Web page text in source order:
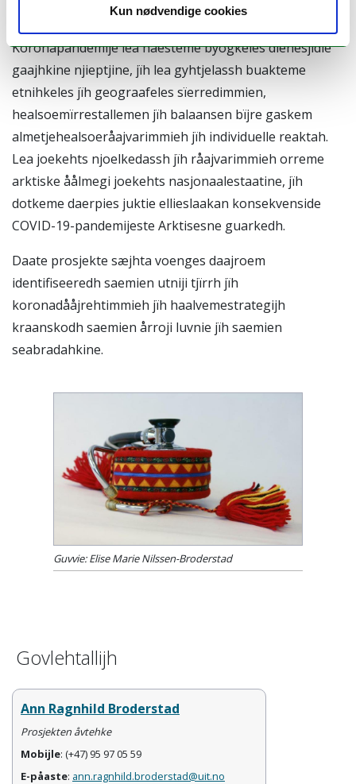
Kun nødvendige cookies
19 and public health: A Multi-Site Case Study
Koronapandemije lea haesteme byögkeles dïenesjidie
gaajhkine njieptjine, jïh lea gyhtjelassh buakteme
etnihkeles jïh geograafeles sïerredimmien,
healsoemïrrestallemen jïh balaansen bïjre gaskem
almetjehealsoeråajvarimmieh jïh individuelle reaktah.
Lea joekehts njoelkedassh jïh råajvarimmieh orreme
arktiske åålmegi joekehts nasjonaalestaatine, jïh
dotkeme daerpies juktie ellieslaakan konsekvenside
COVID-19-pandemijeste Arktisesne guarkedh.
Daate prosjekte sæjhta voenges daajroem
identifiseeredh saemien utniji tjïrrh jïh
koronadååjrehtimmieh jïh haalvemestrategijh
kraanskodh saemien årroji luvnie jïh saemien
seabradahkine.
Guvvie: Elise Marie Nilssen-Broderstad
Govlehtallijh
Ann Ragnhild Broderstad
Prosjekten åvtehke
Mobijle: (+47) 95 97 05 59
E-påaste: ann.ragnhild.broderstad@uit.no